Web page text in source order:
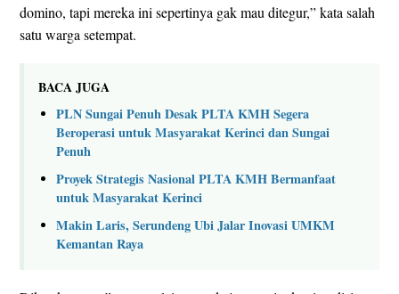
domino, tapi mereka ini sepertinya gak mau ditegur,” kata salah
satu warga setempat.
BACA JUGA
PLN Sungai Penuh Desak PLTA KMH Segera
Beroperasi untuk Masyarakat Kerinci dan Sungai
Penuh
Proyek Strategis Nasional PLTA KMH Bermanfaat
untuk Masyarakat Kerinci
Makin Laris, Serundeng Ubi Jalar Inovasi UMKM
Kemantan Raya